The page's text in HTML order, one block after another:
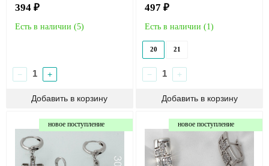
394 ₽
Есть в наличии (5)
− +
497 ₽
Есть в наличии (1)
20 21
− +
новое поступление новое поступление